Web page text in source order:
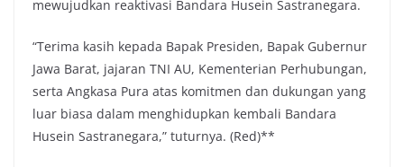
mewujudkan reaktivasi Bandara Husein Sastranegara.
“Terima kasih kepada Bapak Presiden, Bapak Gubernur
Jawa Barat, jajaran TNI AU, Kementerian Perhubungan,
serta Angkasa Pura atas komitmen dan dukungan yang
luar biasa dalam menghidupkan kembali Bandara
Husein Sastranegara,” tuturnya. (Red)**